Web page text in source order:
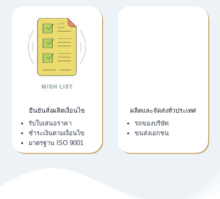
ยืนยันสั่งผลิตเงื่อนไข
รับใบเสนอราคา
ชำระเงินตามเงื่อนไข
มาตรฐาน ISO 9001
ผลิตและจัดส่งทั่วประเทศ
รถของบริษัท
ขนส่งเอกชน